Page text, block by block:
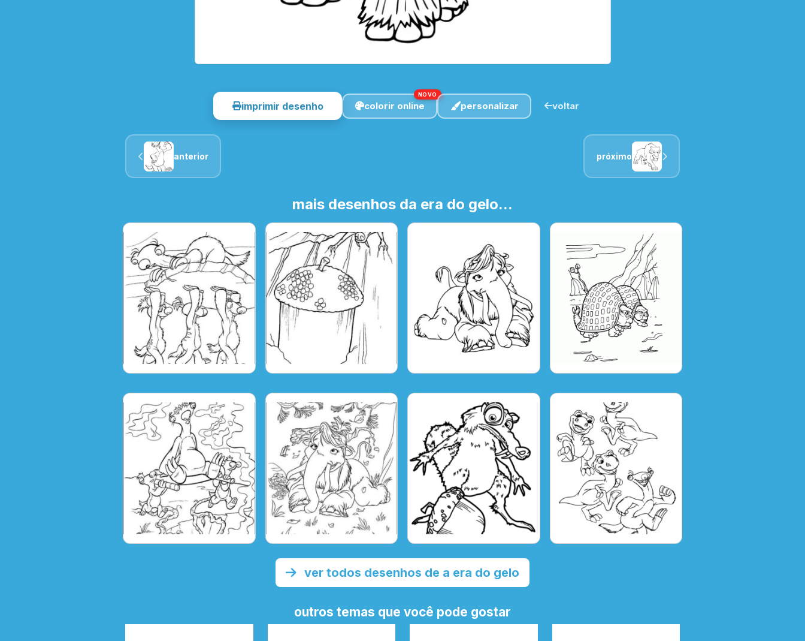
imprimir desenho colorir online
NOVO
personalizar voltar
anterior próximo
mais desenhos da era do gelo...
ver todos desenhos de a era do gelo
outros temas que você pode gostar